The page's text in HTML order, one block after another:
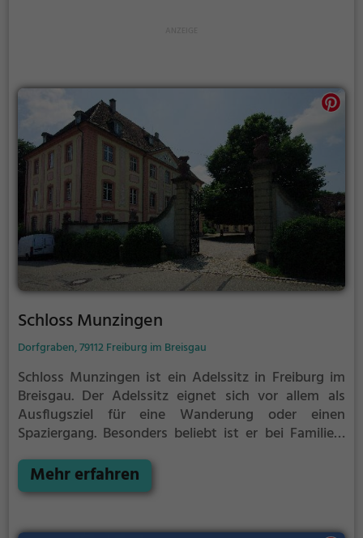
Schloss Munzingen
Dorfgraben, 79112 Freiburg im Breisgau
Schloss Munzingen ist ein Adelssitz in Freiburg im
Breisgau. Der Adelssitz eignet sich vor allem als
Ausflugsziel für eine Wanderung oder einen
Spaziergang. Besonders beliebt ist er bei Familien,
offenbart historische Aspekte aus längst
vergangenen Zeiten und bietet einen kleinen
Mehr erfahren